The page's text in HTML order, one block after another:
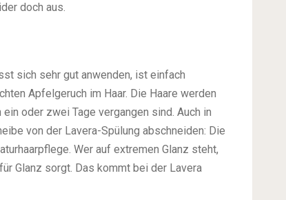
doch aus.
sich sehr gut anwenden, ist einfach
Apfelgeruch im Haar. Die Haare werden
oder zwei Tage vergangen sind. Auch in
von der Lavera-Spülung abschneiden: Die
Wer auf extremen Glanz steht,
Glanz sorgt. Das kommt bei der Lavera